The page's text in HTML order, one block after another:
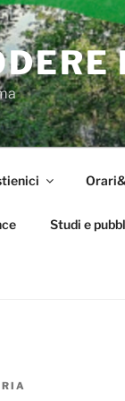
Studi e